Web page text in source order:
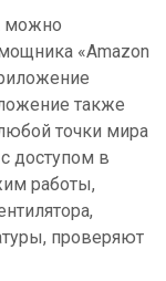
можно
«Amazon
также
точки мира
доступом в
работы,
проверяют